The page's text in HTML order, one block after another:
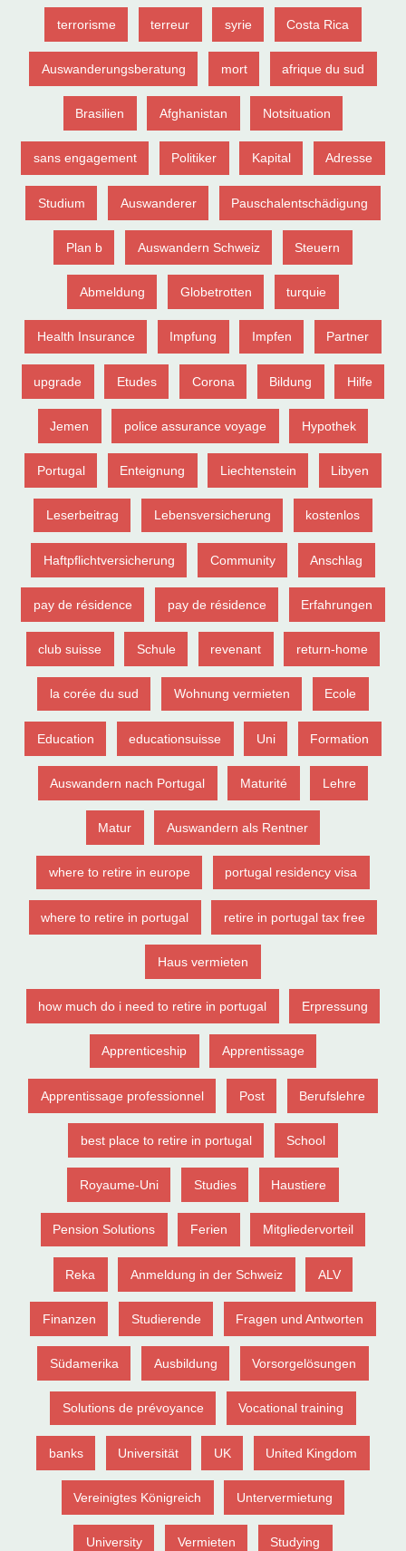
terrorisme terreur syrie Costa Rica
Auswanderungsberatung mort afrique du sud
Brasilien Afghanistan Notsituation
sans engagement Politiker Kapital Adresse
Studium Auswanderer Pauschalentschädigung
Plan b Auswandern Schweiz Steuern
Abmeldung Globetrotten turquie
Health Insurance Impfung Impfen Partner
upgrade Etudes Corona Bildung Hilfe
Jemen police assurance voyage Hypothek
Portugal Enteignung Liechtenstein Libyen
Leserbeitrag Lebensversicherung kostenlos
Haftpflichtversicherung Community Anschlag
pay de résidence pay de résidence Erfahrungen
club suisse Schule revenant return-home
la corée du sud Wohnung vermieten Ecole
Education educationsuisse Uni Formation
Auswandern nach Portugal Maturité Lehre
Matur Auswandern als Rentner
where to retire in europe portugal residency visa
where to retire in portugal retire in portugal tax free
Haus vermieten
how much do i need to retire in portugal Erpressung
Apprenticeship Apprentissage
Apprentissage professionnel Post Berufslehre
best place to retire in portugal School
Royaume-Uni Studies Haustiere
Pension Solutions Ferien Mitgliedervorteil
Reka Anmeldung in der Schweiz ALV
Finanzen Studierende Fragen und Antworten
Südamerika Ausbildung Vorsorgelösungen
Solutions de prévoyance Vocational training
banks Universität UK United Kingdom
Vereinigtes Königreich Untervermietung
University Vermieten Studying